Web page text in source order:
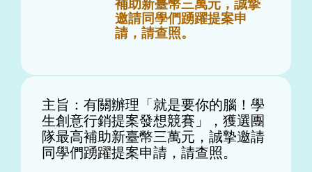
補助新臺幣三萬元，誠摯
邀請同學們踴躍提案申
請，請查照。
主旨：有關辦理「就是要你的腦！學
生創意行銷提案發想競賽」， 獲選團
隊最高補助新臺幣三萬元，誠摯邀請
同學們踴躍提案申請， 請查照。